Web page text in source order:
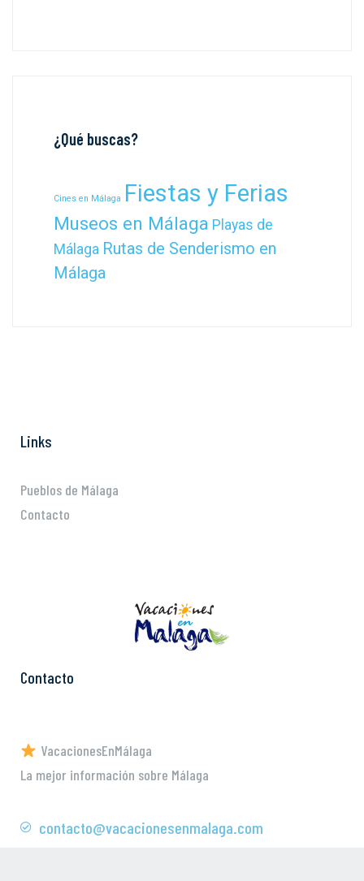
¿Qué buscas?
Cines en Málaga Fiestas y Ferias
Museos en Málaga Playas de
Málaga Rutas de Senderismo en
Málaga
Links
Pueblos de Málaga
Contacto
Contacto
VacacionesEnMálaga
La mejor información sobre Málaga
contacto@vacacionesenmalaga.com